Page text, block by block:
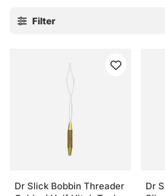
Vision, Simms, Patagonia,
I webbshoppen och i butiken i
som faktiskt går att använda vid
Shop på Hornsgatan 148 är väl
vill se prylarna på nära håll och
olika delar innan säsongen drar
Filter
Dr Slick Bobbin Threader
Dr